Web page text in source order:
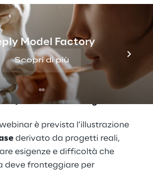
Model Factory
Scopri di più
Authentication (MFA)
approfondito come integrare, in
B2C esistente, tutte le
verifica dell'identitàin fase di
autenticazione a più fattori
passwordless
mediante lo
QR-code esocial login
è prevista l’illustrazione
derivato da progetti reali,
esigenze e difficoltà che
deve fronteggiare per